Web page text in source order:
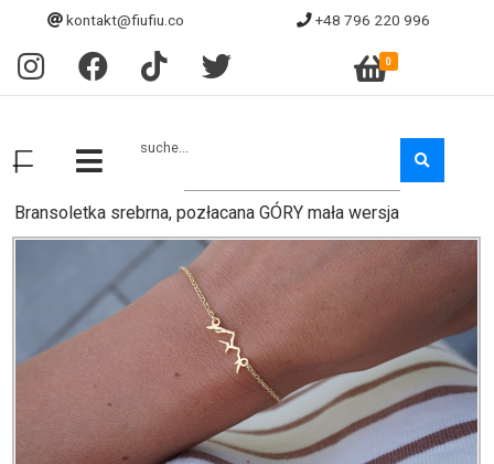
kontakt@fiufiu.co +48 796 220 996
0
suche...
Bransoletka srebrna, pozłacana GÓRY mała wersja